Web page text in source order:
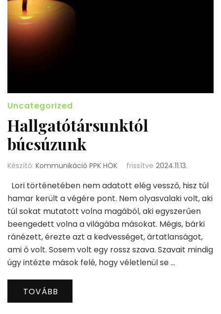
Uncategorized
Hallgatótársunktól
búcsúzunk
Készítő: Kommunikáció PPK HÖK frissítve 2024.11.13.
Lori történetében nem adatott elég vessző, hisz túl
hamar került a végére pont. Nem olyasvalaki volt, aki
túl sokat mutatott volna magából, aki egyszerűen
beengedett volna a világába másokat. Mégis, bárki
ránézett, érezte azt a kedvességet, ártatlanságot,
ami ő volt. Sosem volt egy rossz szava. Szavait mindig
úgy intézte mások felé, hogy véletlenül se …
TOVÁBB